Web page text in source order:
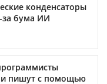
конденсаторы
за бума ИИ
пишут с помощью